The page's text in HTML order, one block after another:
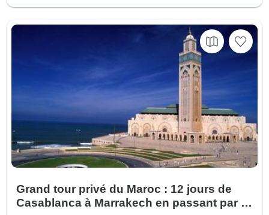
Grand tour privé du Maroc : 12 jours de
Casablanca à Marrakech en passant par le